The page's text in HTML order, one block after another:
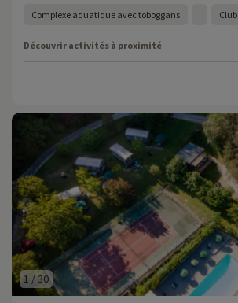
Complexe aquatique avec toboggans
Découvrir activités à proximité
1 /30